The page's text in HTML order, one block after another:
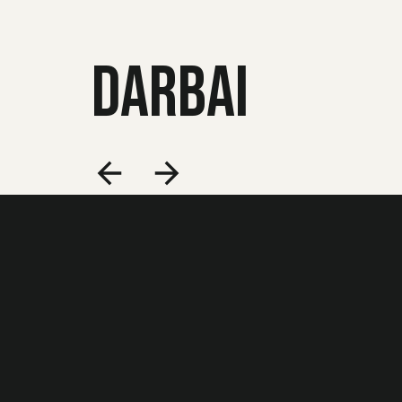
DARBAI